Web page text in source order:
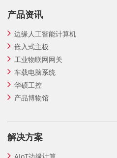
产品资讯
边缘人工智能计算机
嵌入式主板
工业物联网网关
车载电脑系统
华硕工控
产品博物馆
解决方案